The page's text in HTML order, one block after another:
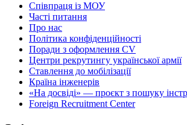
Співпраця із МОУ
Часті питання
Про нас
Політика конфіденційності
Поради з оформлення CV
Центри рекрутингу української армії
Ставлення до мобілізації
Країна інженерів
«На досвіді» — проєкт з пошуку
Foreign Recruitment Center